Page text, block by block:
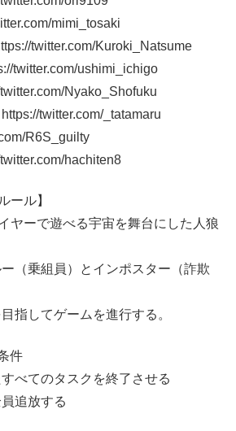
mimi_tosaki
twitter.com/Kuroki_Natsume
twitter.com/ushimi_ichigo
Nyako_Shofuku
twitter.com/_tatamaru
R6S_guilty
hachiten8
ール】
ヤーで遊べる宇宙を舞台にした人狼
（乗組員）とインポスター（詐欺
指してゲームを進行する。
件
べてのタスクを終了させる
追放する